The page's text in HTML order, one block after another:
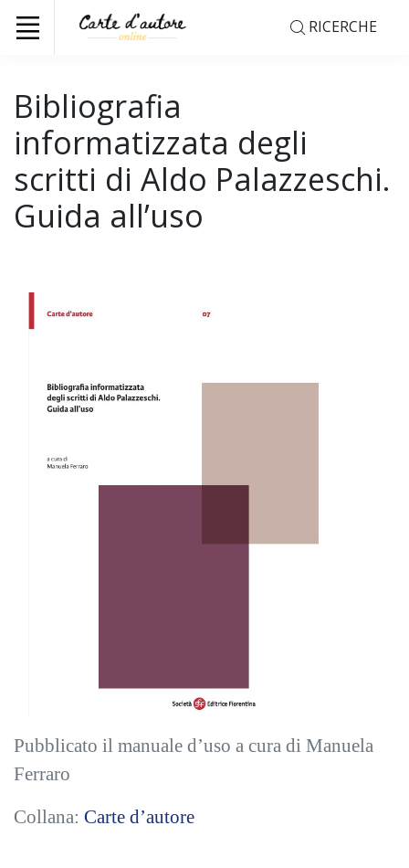
RICERCHE
Bibliografia
informatizzata degli
scritti di Aldo Palazzeschi.
Guida all’uso
Pubblicato il manuale d’uso a cura di Manuela
Ferraro
Collana: Carte d’autore